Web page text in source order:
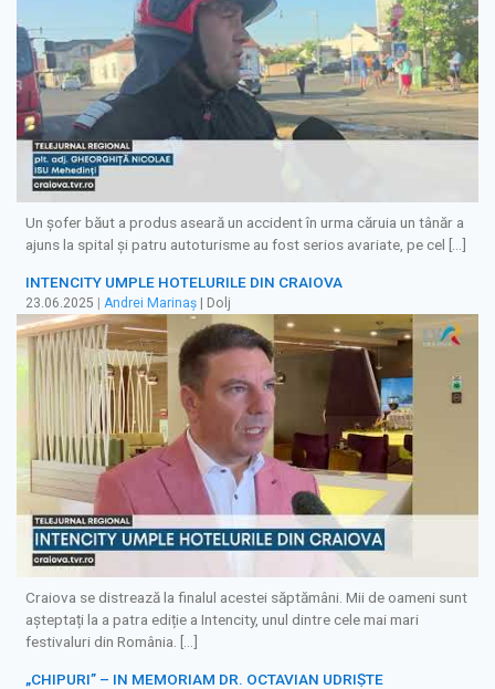
Un șofer băut a produs aseară un accident în urma căruia un tânăr a
ajuns la spital și patru autoturisme au fost serios avariate, pe cel […]
INTENCITY UMPLE HOTELURILE DIN CRAIOVA
23.06.2025 Andrei Marinaș | Dolj
Craiova se distrează la finalul acestei săptămâni. Mii de oameni sunt
așteptați la a patra ediție a Intencity, unul dintre cele mai mari
festivaluri din România. […]
„CHIPURI” – IN MEMORIAM DR. OCTAVIAN UDRIȘTE